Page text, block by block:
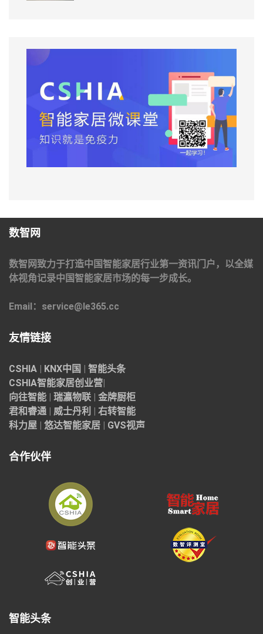
数智网
数智网致力于打造中国智能家居行业第一资讯门户，以全媒
体视角记录中国智能家居市场的每一步成长。
Email：service@le365.cc
友情链接
CSHIA KNX中国
智能头条
CSHIA智能家居创业营
向往智能
瑞瀛物联
金牌厨柜
君和睿通
威士丹利
右转智能
科力屋
悠达智能家居 GVS视声
合作伙伴
智能头条